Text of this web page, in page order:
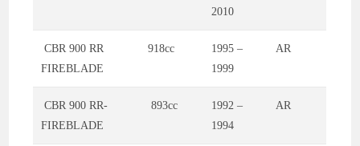
2010
CBR 900 RR
FIREBLADE
918cc
1995 –
1999
AR
CBR 900 RR-
FIREBLADE
893cc
1992 –
1994
AR